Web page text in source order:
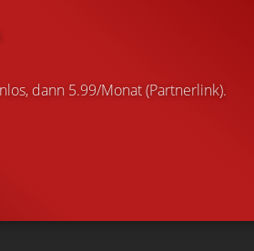
dann 5.99/Monat (Partnerlink).